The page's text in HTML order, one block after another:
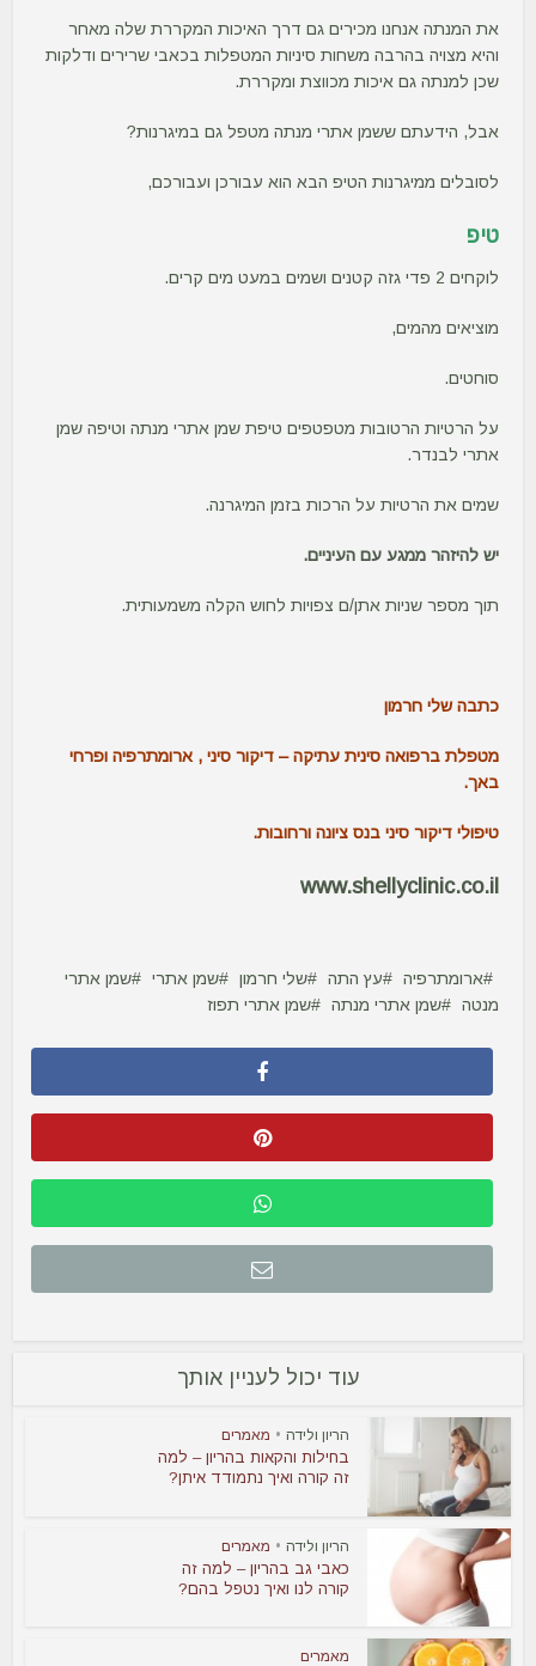
את המנתה אנחנו מכירים גם דרך האיכות המקררת שלה מאחר
והיא מצויה בהרבה משחות סיניות המטפלות בכאבי שרירים ודלקות
שכן למנתה גם איכות מכווצת ומקררת.
אבל, הידעתם ששמן אתרי מנתה מטפל גם במיגרנות?
לסובלים ממיגרנות הטיפ הבא הוא עבורכן ועבורכם,
טיפ
לוקחים 2 פדי גזה קטנים ושמים במעט מים קרים.
מוציאים מהמים,
סוחטים.
על הרטיות הרטובות מטפטפים טיפת שמן אתרי מנתה וטיפה שמן
אתרי לבנדר.
שמים את הרטיות על הרכות בזמן המיגרנה.
יש להיזהר ממגע עם העיניים.
תוך מספר שניות אתן/ם צפויות לחוש הקלה משמעותית.
כתבה שלי חרמון
מטפלת ברפואה סינית עתיקה – דיקור סיני , ארומתרפיה ופרחי
באך.
טיפולי דיקור סיני בנס ציונה ורחובות.
www.shellyclinic.co.il
ארומתרפיה עץ התה שלי חרמון שמן אתרי
שמן אתרי
מנטה
שמן אתרי מנתה שמן אתרי תפוז
עוד יכול לעניין אותך
הריון ולידה • מאמרים
בחילות והקאות בהריון – למה
זה קורה ואיך נתמודד איתן?
הריון ולידה • מאמרים
כאבי גב בהריון – למה זה
קורה לנו ואיך נטפל בהם?
מאמרים